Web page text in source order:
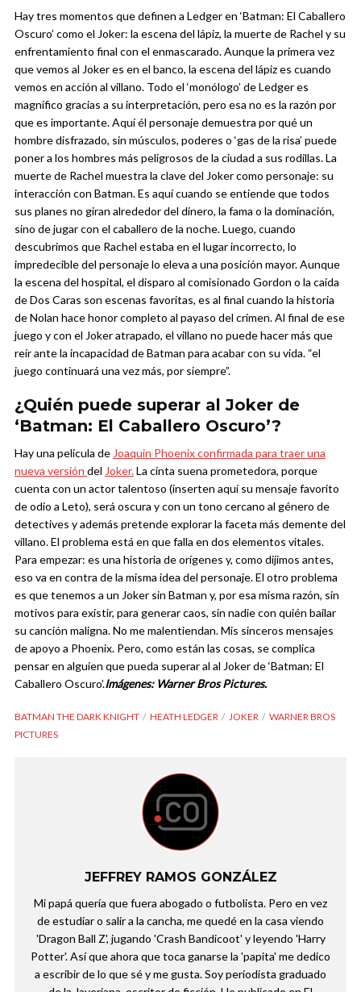
Hay tres momentos que definen a Ledger en ‘Batman: El Caballero
Oscuro’ como el Joker: la escena del lápiz, la muerte de Rachel y su
enfrentamiento final con el enmascarado.Aunque la primera vez
que vemos al Joker es en el banco, la escena del lápiz es cuando
vemos en acción al villano. Todo el ‘monólogo’ de Ledger es
magnífico gracias a su interpretación, pero esa no es la razón por
que es importante. Aquí él personaje demuestra por qué un
hombre disfrazado, sin músculos, poderes o ‘gas de la risa’ puede
poner a los hombres más peligrosos de la ciudad a sus rodillas.La
muerte de Rachel muestra la clave del Joker como personaje: su
interacción con Batman. Es aquí cuando se entiende que todos
sus planes no giran alrededor del dinero, la fama o la dominación,
sino de jugar con el caballero de la noche. Luego, cuando
descubrimos que Rachel estaba en el lugar incorrecto, lo
impredecible del personaje lo eleva a una posición mayor.Aunque
la escena del hospital, el disparo al comisionado Gordon o la caída
de Dos Caras son escenas favoritas, es al final cuando la historia
de Nolan hace honor completo al payaso del crimen. Al final de ese
juego y con el Joker atrapado, el villano no puede hacer más que
reír ante la incapacidad de Batman para acabar con su vida. “el
juego continuará una vez más, por siempre”.
¿Quién puede superar al Joker de
‘Batman: El Caballero Oscuro’?
Hay una película deJoaquin Phoenix confirmada para traer una
nueva versión del Joker.La cinta suena prometedora, porque
cuenta con un actor talentoso (inserten aquí su mensaje favorito
de odio a Leto), será oscura y con un tono cercano al género de
detectives y además pretende explorar la faceta más demente del
villano.El problema está en que falla en dos elementos vitales.
Para empezar: es una historia de orígenes y, como dijimos antes,
eso va en contra de la misma idea del personaje. El otro problema
es que tenemos a un Joker sin Batman y, por esa misma razón, sin
motivos para existir, para generar caos, sin nadie con quién bailar
su canción maligna.No me malentiendan. Mis sinceros mensajes
de apoyo a Phoenix. Pero, como están las cosas, se complica
pensar en alguien que pueda superar al al Joker de ‘Batman: El
Caballero Oscuro’.Imágenes: Warner Bros Pictures.
BATMAN THE DARK KNIGHT HEATH LEDGER JOKER
WARNER BROS
PICTURES
JEFFREY RAMOS GONZÁLEZ
Mi papá quería que fuera abogado o futbolista. Pero en vez
de estudiar o salir a la cancha, me quedé en la casa viendo
'Dragon Ball Z', jugando 'Crash Bandicoot' y leyendo 'Harry
Potter'. Así que ahora que toca ganarse la 'papita' me dedico
a escribir de lo que sé y me gusta. Soy periodista graduado